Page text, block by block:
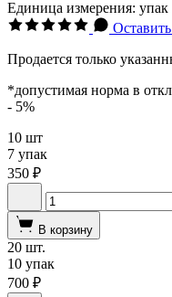
Единица измерения: упак
Продается только
*допустимая норма в
- 5%
10 шт
7 упак
350 ₽
В корзину
20 шт.
10 упак
700 ₽